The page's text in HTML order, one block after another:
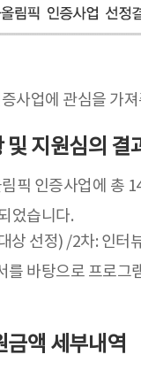
사업에 관심을 가
및 지원심의 결
픽 인증사업에 총
었습니다.
상 선정) /2차: 인
를 바탕으로 프로
액 세부내역